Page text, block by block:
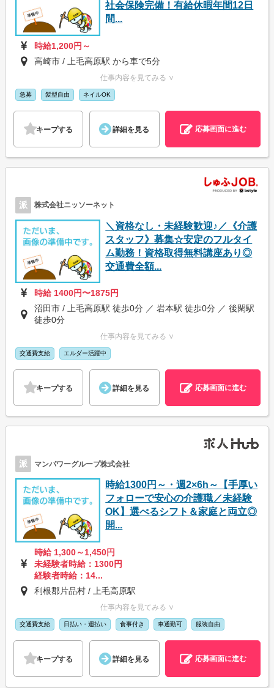
社会保険完備！有給休暇年間12日
間...
時給1,200円～
高崎市 / 上毛高原駅 から車で5分
仕事内容を見てみる ∨
急募 髪型自由 ネイルOK
キープする 詳細を見る 応募画面に進む
派 株式会社ニッソーネット
＼資格なし・未経験歓迎♪／《介護
スタッフ》募集☆安定のフルタイ
ム勤務！資格取得無料講座あり◎
交通費全額...
時給 1400円〜1875円
沼田市 / 上毛高原駅 徒歩0分 ／ 岩本駅 徒歩0分 ／ 後閑駅
徒歩0分
仕事内容を見てみる ∨
交通費支給 エルダー活躍中
キープする 詳細を見る 応募画面に進む
派 マンパワーグループ株式会社
時給1300円～・週2×6h～【手厚い
フォローで安心の介護職／未経験
OK】選べるシフト＆家庭と両立◎
開...
時給 1,300～1,450円
未経験者時給：1300円
経験者時給：14...
利根郡片品村 / 上毛高原駅
仕事内容を見てみる ∨
交通費支給 日払い・週払い 食事付き 車通勤可 服装自由
キープする 詳細を見る 応募画面に進む